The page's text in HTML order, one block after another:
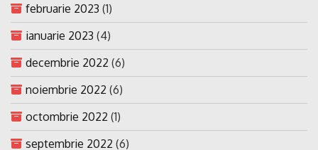
februarie 2023 (1)
ianuarie 2023 (4)
decembrie 2022 (6)
noiembrie 2022 (6)
octombrie 2022 (1)
septembrie 2022 (6)